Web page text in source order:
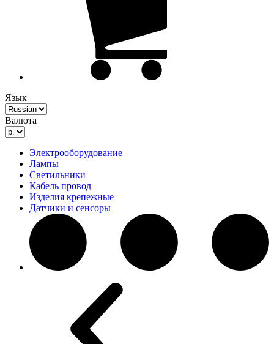
Язык
Валюта
Электрооборудование
Лампы
Светильники
Кабель провод
Изделия крепежные
Датчики и сенсоры